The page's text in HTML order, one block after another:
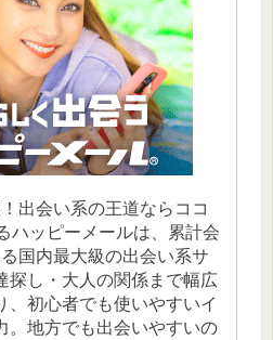
出会い系の王道ならココ
ハッピーメールは、累計会
国内最大級の出会い系サ
探し・大人の関係まで幅広
、初心者でも使いやすいイ
。地方でも出会いやすいの